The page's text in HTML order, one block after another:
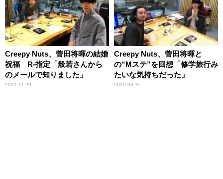
Creepy Nuts、菅田将暉の結婚
祝福 R-指定「般若さんから
のメールで知りました」
2021.11.20
Creepy Nuts、菅田将暉と
の“Mステ”を回想「修学旅行み
たいな気持ちだった」
2020.09.15